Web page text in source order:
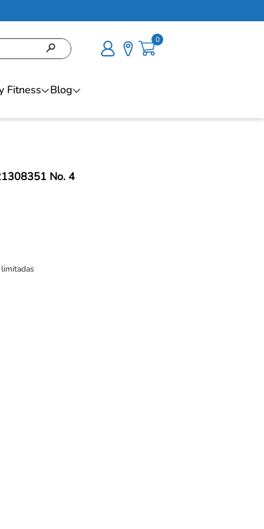
0
Fitness Blog
No. 4